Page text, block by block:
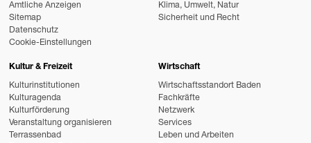
Amtliche Anzeigen
Sitemap
Datenschutz
Cookie-Einstellungen
Klima, Umwelt, Natur
Sicherheit und Recht
Kultur & Freizeit
Kulturinstitutionen
Kulturagenda
Kulturförderung
Veranstaltung organisieren
Terrassenbad
Wirtschaft
Wirtschaftsstandort Baden
Fachkräfte
Netzwerk
Services
Leben und Arbeiten